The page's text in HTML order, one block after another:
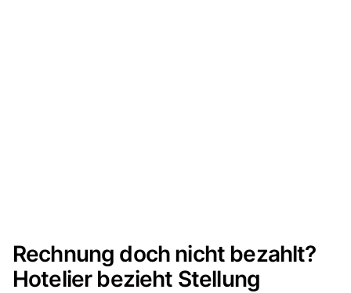
Rechnung doch nicht bezahlt?
Hotelier bezieht Stellung